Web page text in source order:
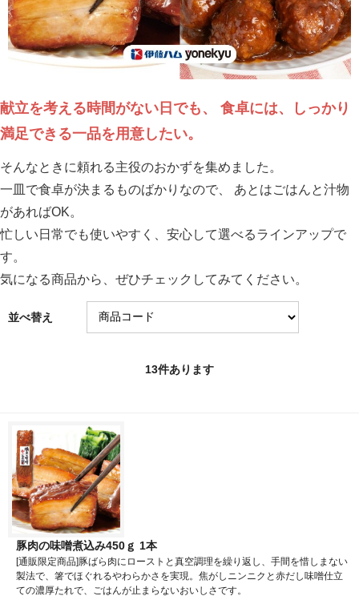
献立を考える時間がない日でも、 食卓には、しっかり
満足できる一品を用意したい。
そんなときに頼れる主役のおかずを集めました。
一皿で食卓が決まるものばかりなので、 あとはごはんと汁物
があればOK。
忙しい日常でも使いやすく、安心して選べるラインアップで
す。
気になる商品から、ぜひチェックしてみてください。
並べ替え
13件あります
豚肉の味噌煮込み450ｇ 1本
[通販限定商品]豚ばら肉にローストと真空調理を繰り返し、手間を惜しまない
製法で、箸でほぐれるやわらかさを実現。焦がしニンニクと赤だし味噌仕立
ての濃厚たれで、ごはんが止まらないおいしさです。